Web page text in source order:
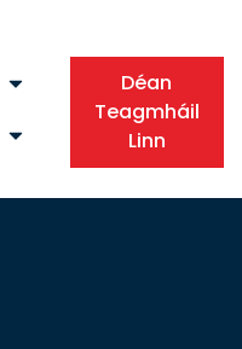
Déan
Teagmháil
Linn